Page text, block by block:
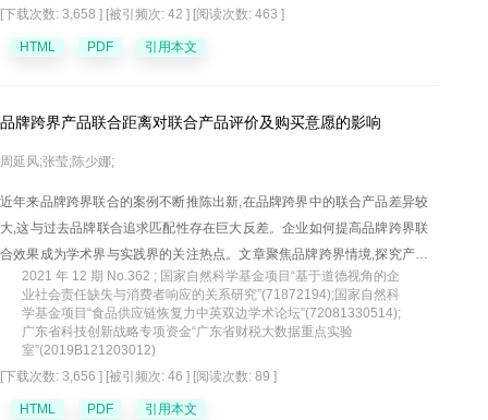
的积极效应消失;而对于女性消费者,与传统刻板印象相反的高能力低热情的
[下载次数: 3,658 ] [被引频次: 42 ] [阅读次数: 463 ]
HTML PDF 引用本文
品牌跨界产品联合距离对联合产品评价及购买意愿的影响
周延风;张莹;陈少娜;
近年来品牌跨界联合的案例不断推陈出新,在品牌跨界中的联合产品差异较
大,这与过去品牌联合追求匹配性存在巨大反差。企业如何提高品牌跨界联
合效果成为学术界与实践界的关注热点。文章聚焦品牌跨界情境,探究产品
联合距离与概念组合解释策略对联合产品评价及购买意愿的影响机制。实
验研究表明,与近距离的产品联合相比,远距离的产品联合会引起更低的联合
产品评价和更低的消费者购买意愿;感知风险和感知创新在产品联合距离与
消费者对联合产品评价和购买意愿影响中起到中介作用;关系链接和属性映
射的解释策略在产品联合距离对联合产品评价与购买意愿的影响关系以及
产品联合距离对感知风险与感知创新的影响关系中起到调节作用。
2021 年 12 期 No.362 ; 国家自然科学基金项目“基于道德视角的企
业社会责任缺失与消费者响应的关系研究”(71872194);国家自然科
学基金项目“食品供应链恢复力中英双边学术论坛”(72081330514);
广东省科技创新战略专项资金“广东省财税大数据重点实验
室”(2019B121203012)
[下载次数: 3,656 ] [被引频次: 46 ] [阅读次数: 89 ]
HTML PDF 引用本文